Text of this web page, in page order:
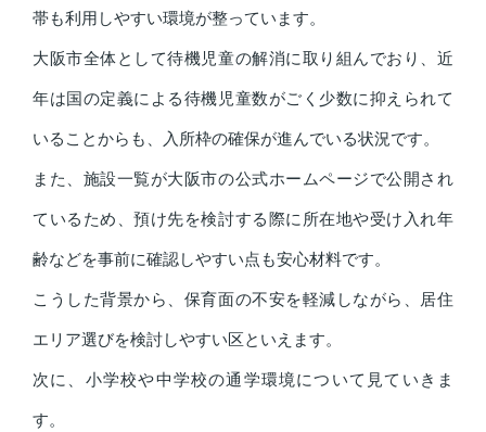
帯も利用しやすい環境が整っています。
大阪市全体として待機児童の解消に取り組んでおり、近
年は国の定義による待機児童数がごく少数に抑えられて
いることからも、入所枠の確保が進んでいる状況です。
また、施設一覧が大阪市の公式ホームページで公開され
ているため、預け先を検討する際に所在地や受け入れ年
齢などを事前に確認しやすい点も安心材料です。
こうした背景から、保育面の不安を軽減しながら、居住
エリア選びを検討しやすい区といえます。
次に、小学校や中学校の通学環境について見ていきま
す。